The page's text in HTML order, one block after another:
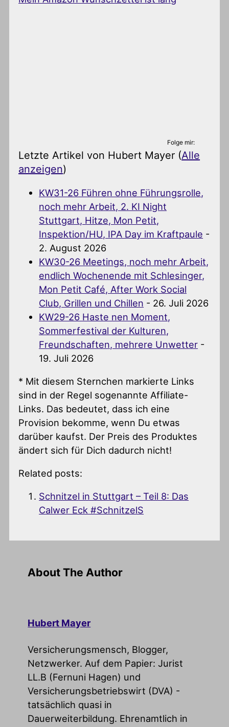
Folge mir:
Letzte Artikel von Hubert Mayer (Alle
anzeigen)
KW31-26 Führen ohne Führungsrolle,
noch mehr Arbeit, 2. KI Night
Stuttgart, Hitze, Mon Petit,
Inspektion/HU, IPA Day im Kraftpaule -
2. August 2026
KW30-26 Meetings, noch mehr Arbeit,
endlich Wochenende mit Schlesinger,
Mon Petit Café, After Work Social
Club, Grillen und Chillen - 26. Juli 2026
KW29-26 Haste nen Moment,
Sommerfestival der Kulturen,
Freundschaften, mehrere Unwetter -
19. Juli 2026
* Mit diesem Sternchen markierte Links
sind in der Regel sogenannte Affiliate-
Links. Das bedeutet, dass ich eine
Provision bekomme, wenn Du etwas
darüber kaufst. Der Preis des Produktes
ändert sich für Dich dadurch nicht!
Related posts:
Schnitzel in Stuttgart – Teil 8: Das
Calwer Eck #SchnitzelS
About The Author
Hubert Mayer
Versicherungsmensch, Blogger,
Netzwerker. Auf dem Papier: Jurist
LL.B (Fernuni Hagen) und
Versicherungsbetriebswirt (DVA) -
tatsächlich quasi in
Dauerweiterbildung. Ehrenamtlich in